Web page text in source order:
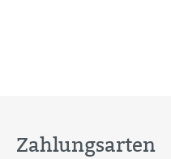
Zahlungsarten